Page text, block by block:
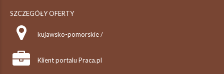
SZCZEGÓŁY OFERTY
kujawsko-pomorskie /
Klient portalu Praca.pl